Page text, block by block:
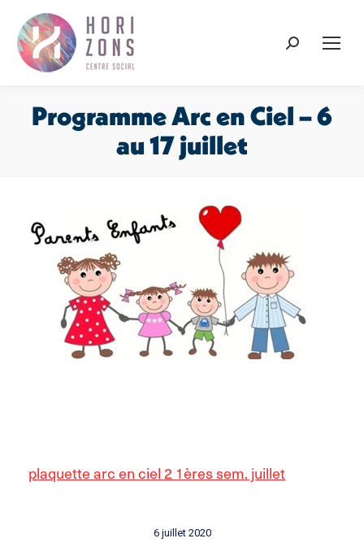
Recherche
Programme Arc en Ciel – 6
au 17 juillet
plaquette arc en ciel 2 1ères sem. juillet
6 juillet 2020